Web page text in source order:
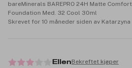
bareMinerals BAREPRO 24H Matte
Foundation Med. 32 Cool 30ml
Skrevet for 10 måneder siden av Katarzyna
EllenBekreftet kjøper